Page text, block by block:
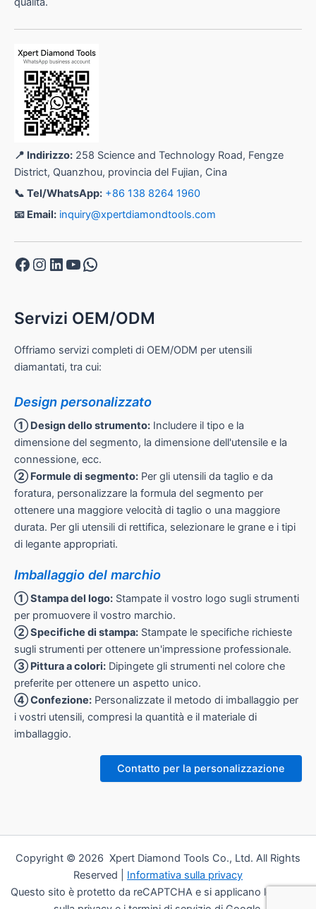
📍 Indirizzo: 258 Science and Technology Road, Fengze
District, Quanzhou, provincia del Fujian, Cina
📞 Tel/WhatsApp: +86 138 8264 1960
📧 Email: inquiry@xpertdiamondtools.com
Facebook
Instagram
LinkedIn
YouTube
WhatsApp
Servizi OEM/ODM
Offriamo servizi completi di OEM/ODM per utensili
diamantati, tra cui:
Design personalizzato
① Design dello strumento: Includere il tipo e la
dimensione del segmento, la dimensione dell'utensile e la
connessione, ecc.
② Formule di segmento: Per gli utensili da taglio e da
foratura, personalizzare la formula del segmento per
ottenere una maggiore velocità di taglio o una maggiore
durata. Per gli utensili di rettifica, selezionare le grane e i tipi
di legante appropriati.
Imballaggio del marchio
① Stampa del logo: Stampate il vostro logo sugli strumenti
per promuovere il vostro marchio.
② Specifiche di stampa: Stampate le specifiche richieste
sugli strumenti per ottenere un'impressione professionale.
③ Pittura a colori: Dipingete gli strumenti nel colore che
preferite per ottenere un aspetto unico.
④ Confezione: Personalizzate il metodo di imballaggio per
i vostri utensili, compresi la quantità e il materiale di
imballaggio.
Contatto per la personalizzazione
Copyright © 2026 Xpert Diamond Tools Co., Ltd. All Rights
Reserved | Informativa sulla privacy
Questo sito è protetto da reCAPTCHA e si applicano le norme